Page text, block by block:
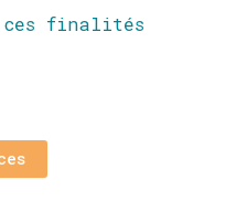
ces finalités